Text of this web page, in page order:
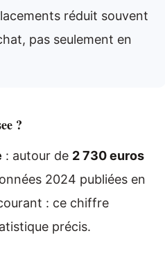
réduit souvent
pas seulement en
?
: autour de 2 730 euros
2024 publiées en
: ce chiffre
précis.